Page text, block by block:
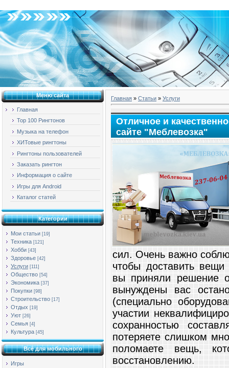
Меню сайта
Главная
Top 100 Рингтонов
Музыка на телефон
ХИТовые рингтоны
Рингтоны пользователей
Заказать рингтон
Информация о сайте
Игры для Android
Каталог статей
Категории
Мои статьи [19]
Техника [121]
Хобби [43]
Здоровье [42]
Услуги [111]
Общество [54]
Экономика [37]
Покупки [98]
Строительство [17]
Отдых [19]
Уют [26]
Семья [4]
Культура [45]
Всё для мобильного
Игры
Главная » Статьи » Услуги
Отличное и
сайте "Меблевозка"
сил. Очень важно
чтобы доставить
вы приняли решение
вынуждены вас
(специально
участии
сохранностью
потеряете слишком
поломаете вещь,
восстановлению.